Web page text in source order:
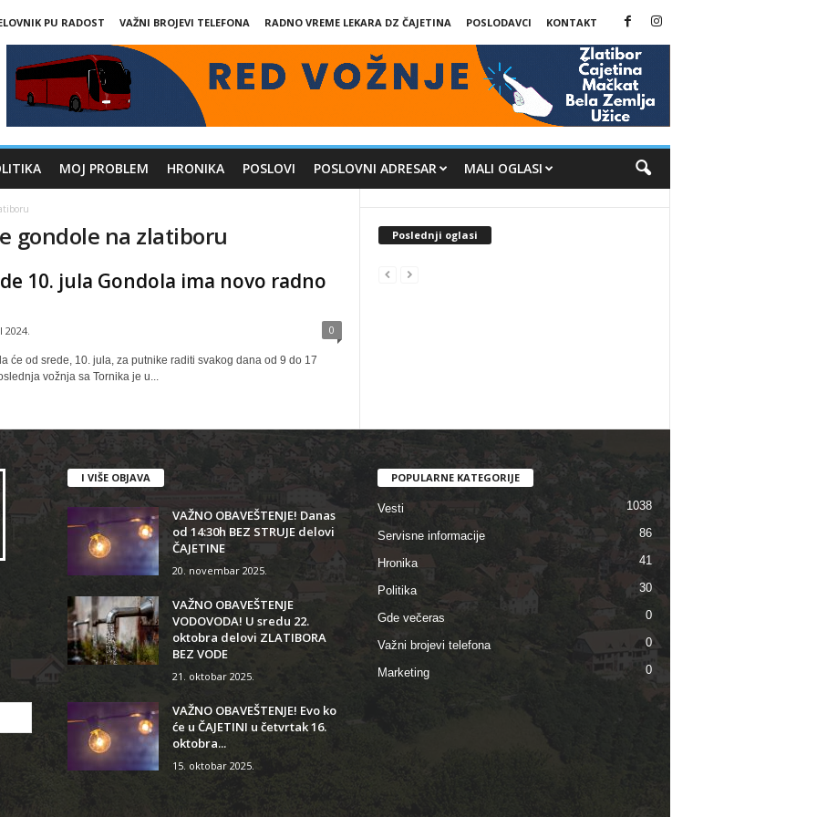
PU RADOST VAŽNI BROJEVI TELEFONA RADNO VREME LEKARA DZ ČAJETINA POSLODAVCI
KONTAKT
MOJ PROBLEM HRONIKA POSLOVI POSLOVNI ADRESAR MALI OGLASI
gondole na zlatiboru
10. jula Gondola ima novo radno
2024. 0
će od srede, 10. jula, za putnike raditi svakog dana od 9 do 17
vožnja sa Tornika je u...
Poslednji oglasi
I VIŠE OBJAVA
VAŽNO OBAVEŠTENJE! Danas
od 14:30h BEZ STRUJE delovi
ČAJETINE
20. novembar 2025.
VAŽNO OBAVEŠTENJE
VODOVODA! U sredu 22.
oktobra delovi ZLATIBORA
BEZ VODE
21. oktobar 2025.
VAŽNO OBAVEŠTENJE! Evo ko
će u ČAJETINI u četvrtak 16.
oktobra...
15. oktobar 2025.
POPULARNE KATEGORIJE
Vesti 1038
Servisne informacije 86
Hronika 41
Politika 30
Gde večeras 0
Važni brojevi telefona 0
Marketing 0